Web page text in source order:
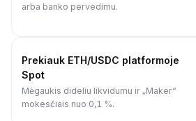
arba banko pervedimu.
Prekiauk ETH/USDC platformoje
Spot
Mėgaukis dideliu likvidumu ir „Maker“
mokesčiais nuo 0,1 %.